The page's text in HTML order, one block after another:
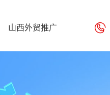
山西外贸推广